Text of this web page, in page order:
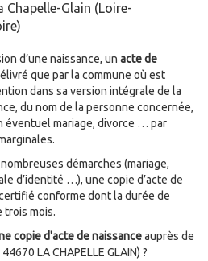
Chapelle-Glain (Loire-
d’une naissance, un acte de
que par la commune où est
dans sa version intégrale de la
du nom de la personne concernée,
éventuel mariage, divorce … par
démarches (mariage,
d’identité …), une copie d’acte de
conforme dont la durée de
trois mois.
copie d'acte de naissanceauprès de
LA CHAPELLE GLAIN) ?